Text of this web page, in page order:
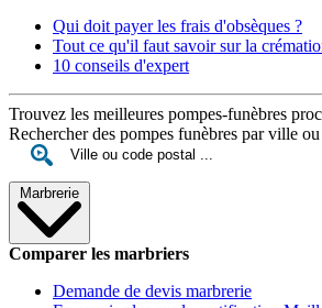
Qui doit payer les frais d'obsèques ?
Tout ce qu'il faut savoir sur la
10 conseils d'expert
Trouvez les meilleures pompes-funèbres
Rechercher des pompes funèbres par ville
Marbrerie
Comparer les marbriers
Demande de devis marbrerie